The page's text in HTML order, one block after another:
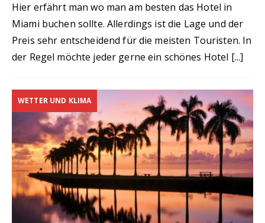
Hier erfährt man wo man am besten das Hotel in
Miami buchen sollte. Allerdings ist die Lage und der
Preis sehr entscheidend für die meisten Touristen. In
der Regel möchte jeder gerne ein schönes Hotel [...]
WETTER UND KLIMA